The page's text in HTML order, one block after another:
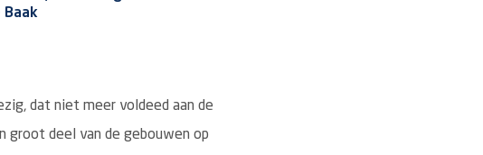
Baak
dat niet meer voldeed aan de
groot deel van de gebouwen op